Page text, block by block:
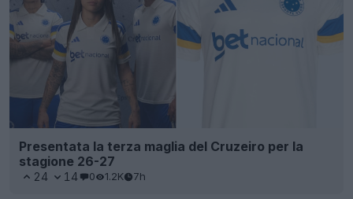
Presentata la terza maglia del Cruzeiro per la
stagione 26-27
24 14 0 1.2K 7h